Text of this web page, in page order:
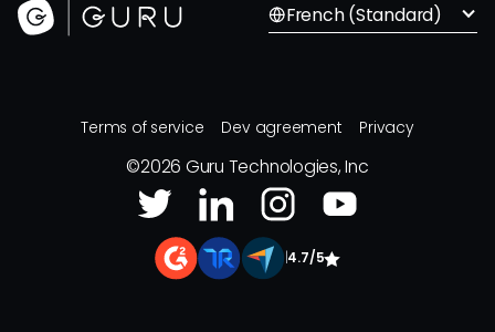
French (Standard)
Terms of service Dev agreement Privacy
©2026 Guru Technologies, Inc
4.7/5